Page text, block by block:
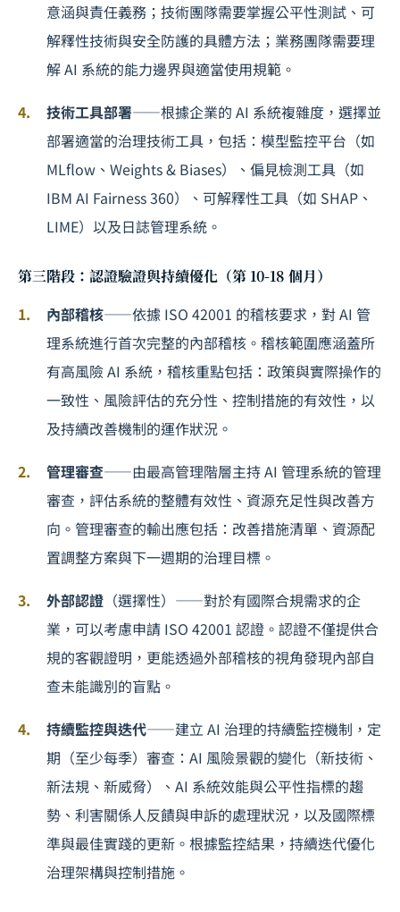
意涵與責任義務；技術團隊需要掌握公平性測試、可
解釋性技術與安全防護的具體方法；業務團隊需要理
解 AI 系統的能力邊界與適當使用規範。
技術工具部署——根據企業的 AI 系統複雜度，選擇並
部署適當的治理技術工具，包括：模型監控平台（如
MLflow、Weights & Biases）、偏見檢測工具（如
IBM AI Fairness 360）、可解釋性工具（如 SHAP、
LIME）以及日誌管理系統。
第三階段：認證驗證與持續優化（第 10-18 個月）
內部稽核——依據 ISO 42001 的稽核要求，對 AI 管
理系統進行首次完整的內部稽核。稽核範圍應涵蓋所
有高風險 AI 系統，稽核重點包括：政策與實際操作的
一致性、風險評估的充分性、控制措施的有效性，以
及持續改善機制的運作狀況。
管理審查——由最高管理階層主持 AI 管理系統的管理
審查，評估系統的整體有效性、資源充足性與改善方
向。管理審查的輸出應包括：改善措施清單、資源配
置調整方案與下一週期的治理目標。
外部認證 （選擇性）——對於有國際合規需求的企
業，可以考慮申請 ISO 42001 認證。認證不僅提供合
規的客觀證明，更能透過外部稽核的視角發現內部自
查未能識別的盲點。
持續監控與迭代——建立 AI 治理的持續監控機制，定
期（至少每季）審查：AI 風險景觀的變化（新技術、
新法規、新威脅）、AI 系統效能與公平性指標的趨
勢、利害關係人反饋與申訴的處理狀況，以及國際標
準與最佳實踐的更新。根據監控結果，持續迭代優化
治理架構與控制措施。